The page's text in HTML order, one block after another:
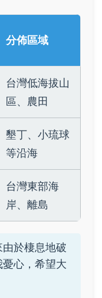
分佈區域
台灣低海拔山
區、農田
墾丁、小琉球
等沿海
台灣東部海
岸、離島
於棲息地破
心，希望大